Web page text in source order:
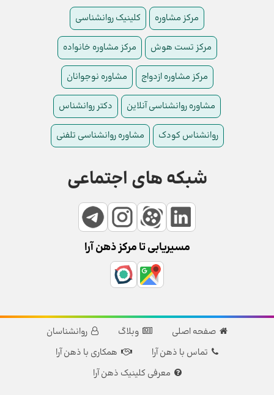
مرکز مشاوره کلینیک روانشناسی
مرکز تست هوش مرکز مشاوره خانواده
مرکز مشاوره ازدواج مشاوره نوجوانان
مشاوره روانشناسی آنلاین دکتر روانشناس
روانشناس کودک مشاوره روانشناسی تلفنی
شبکه های اجتماعی
مسیریابی تا مرکز ذهن آرا
صفحه اصلی وبلاگ
روانشناسان
تماس با ذهن آرا
همکاری با ذهن آرا
معرفی کلینیک ذهن آرا